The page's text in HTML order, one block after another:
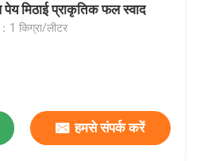
मिठाई प्राकृतिक फल स्वाद
1 किग्रा/लीटर
हमसे संपर्क करें